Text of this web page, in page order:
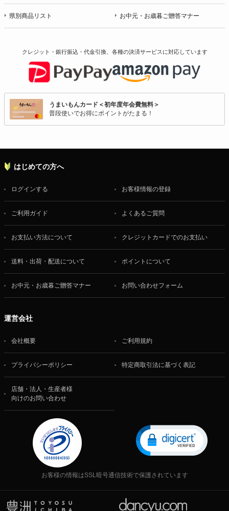
県別商品リスト お中元・お歳暮ご贈答マナー
クレジット・銀行振込・代金引換、各種の決済サービスに対応しています
うまいもんカード＜初年度年会費無料＞
普段使いでお得にポイントがたまる！
はじめての方へ
ログインする お客様情報の登録
ご利用ガイド よくあるご質問
お支払い方法について クレジットカードでのお支払い
送料・出荷・配送について ポイントについて
お中元・お歳暮ご贈答マナー お問い合わせフォーム
運営会社
会社概要 ご利用規約
プライバシーポリシー 特定商取引法に基づく表記
店舗・法人・生産者様
向けのお問い合わせ
お客様の情報はSSL暗号通信技術で保護されています